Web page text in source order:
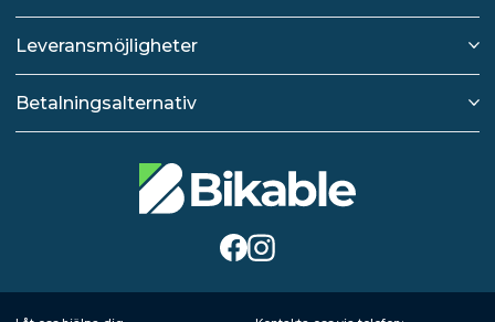
Leveransmöjligheter
Betalningsalternativ